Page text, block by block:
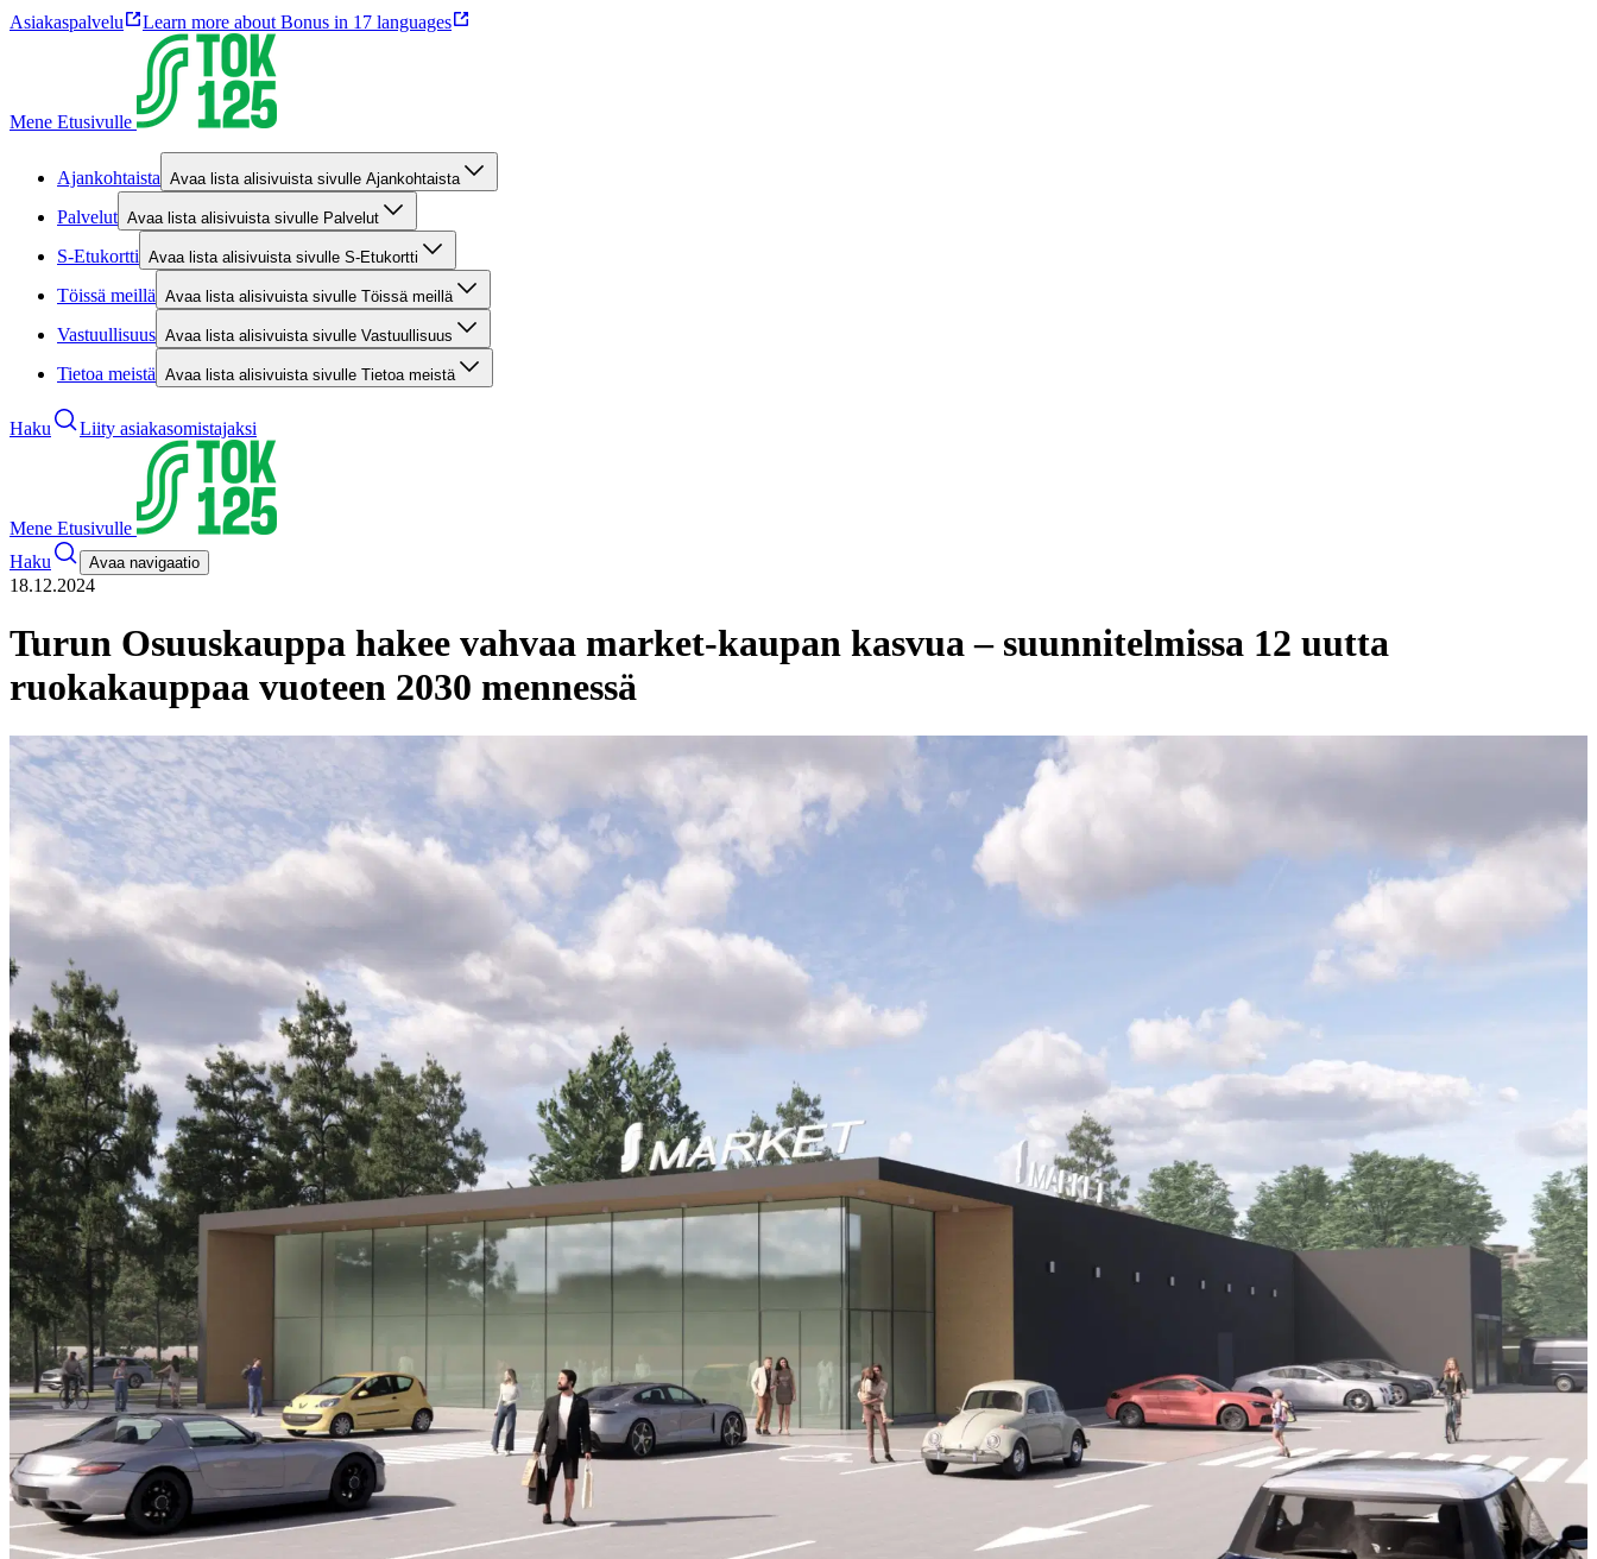
Asiakaspalvelu Learn more about Bonus in 17 languages
Mene Etusivulle
Ajankohtaista Avaa lista alisivuista sivulle Ajankohtaista
Palvelut Avaa lista alisivuista sivulle Palvelut
S-Etukortti Avaa lista alisivuista sivulle S-Etukortti
Töissä meillä Avaa lista alisivuista sivulle Töissä meillä
Vastuullisuus Avaa lista alisivuista sivulle Vastuullisuus
Tietoa meistä Avaa lista alisivuista sivulle Tietoa meistä
Haku Liity asiakasomistajaksi
Mene Etusivulle
Haku
Avaa navigaatio
18.12.2024
Turun Osuuskauppa hakee vahvaa market-kaupan kasvua – suunnitelmissa 12 uutta
ruokakauppaa vuoteen 2030 mennessä